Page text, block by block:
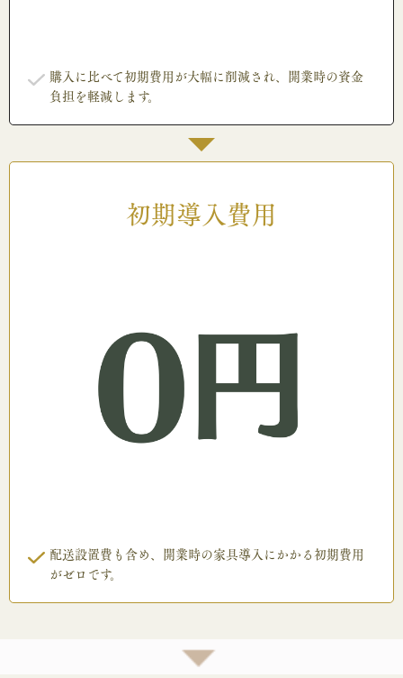
購入に比べて初期費用が大幅に削減され、開業時の資金
負担を軽減します。
初期導入費用
配送設置費も含め、開業時の家具導入にかかる初期費用
がゼロです。